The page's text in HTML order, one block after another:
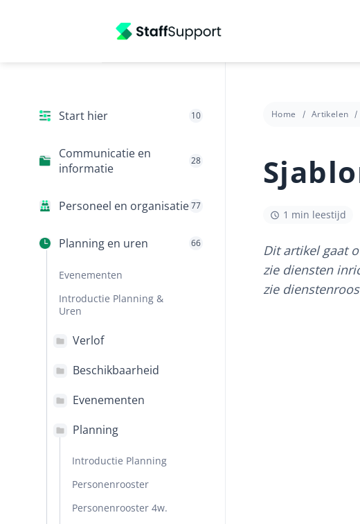
Start hier 10
Communicatie en
informatie
28
Personeel en organisatie77
Planning en uren 66
Evenementen
Introductie Planning &
Uren
Verlof
Beschikbaarheid
Evenementen
Planning
Introductie Planning
Personenrooster
Personenrooster 4w.
Home Artikelen
1 min leestijd
Dit artikel gaat
zie diensten
zie